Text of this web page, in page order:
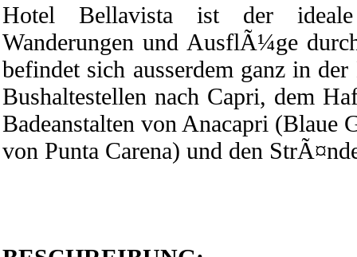
Hotel Bellavista ist der
Wanderungen und AusflÃ¼ge
befindet sich ausserdem ganz in
Bushaltestellen nach Capri, dem
Badeanstalten von Anacapri (Blaue
von Punta Carena) und den